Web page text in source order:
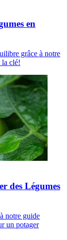
en
grâce à notre
la clé!
des Légumes
notre guide
un potager